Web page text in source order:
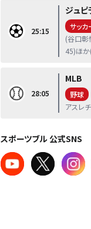
25:15
ジュピ
サッカ
(谷口彰
45)ほか
28:05
MLB
野球
アスレ
スポーツブル 公式SNS